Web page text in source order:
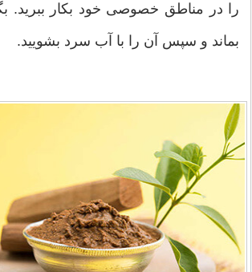
را در مناطق خصوصی خود بکار ببرید.
بماند و سپس آن را با آب سرد بشویید.